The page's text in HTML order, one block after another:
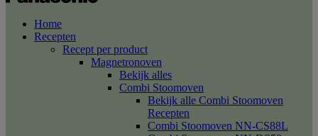
Home
Recepten
Recept per product
Magnetronoven
Bekijk alles
Combi Stoomoven
Bekijk alle Combi Stoomoven
Recepten
Combi Stoomoven NN-CS88L